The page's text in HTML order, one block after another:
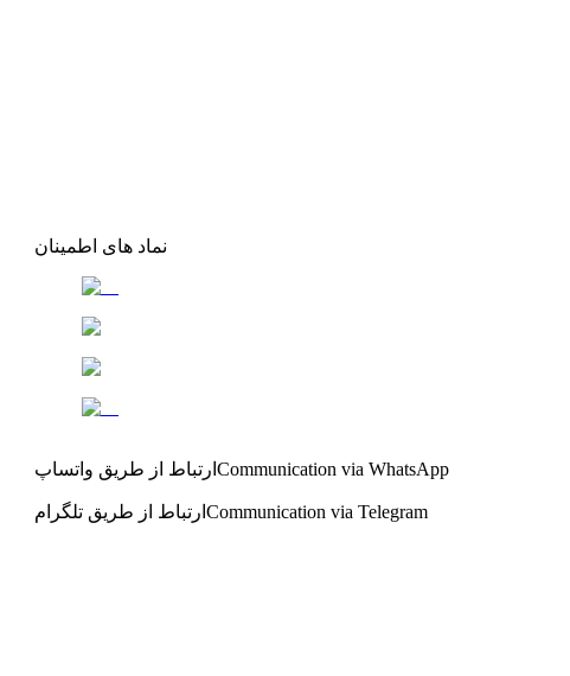
نماد های اطمینان
ارتباط از طریق واتساپ Communication via WhatsApp
ارتباط از طریق تلگرام Communication via Telegram